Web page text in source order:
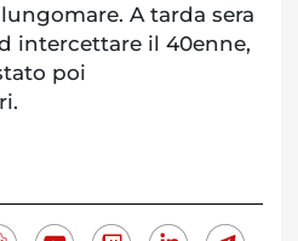
A tarda sera
intercettare il 40enne,
poi